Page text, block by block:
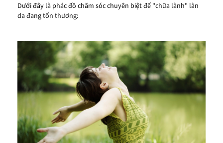
Dưới đây là phác đồ chăm sóc chuyên biệt để "chữa lành" làn
da đang tổn thương: